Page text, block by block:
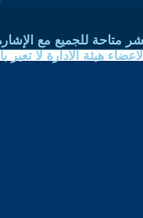
متاحة للجميع مع
هيئة الادارة لا